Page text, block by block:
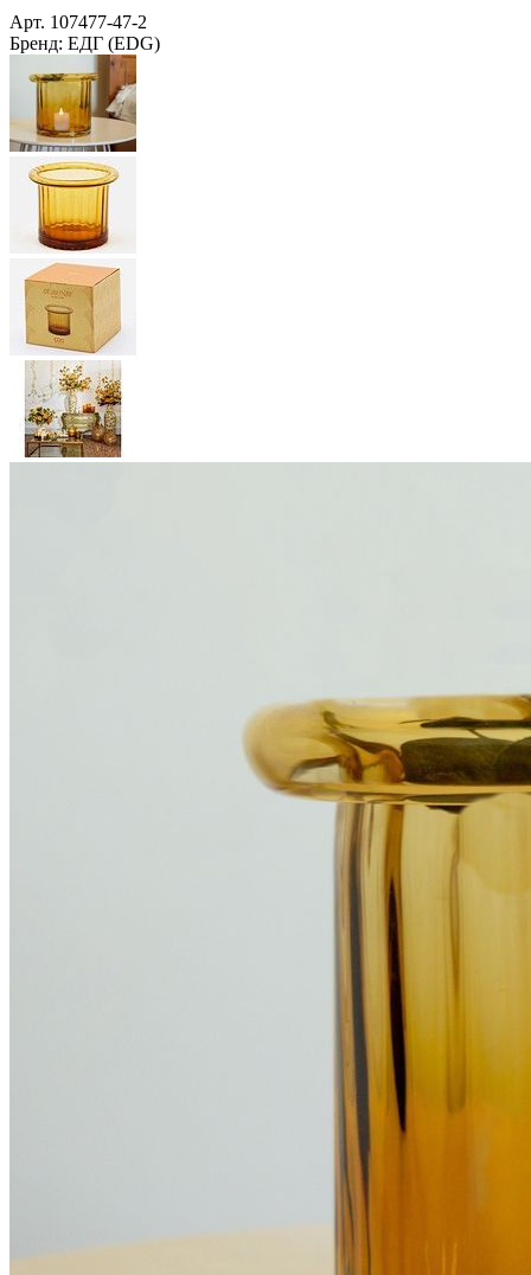
Арт. 107477-47-2
Бренд: ЕДГ (EDG)